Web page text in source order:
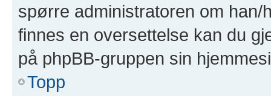
spørre administratoren om
finnes en oversettelse kan du
på phpBB-gruppen sin
Topp